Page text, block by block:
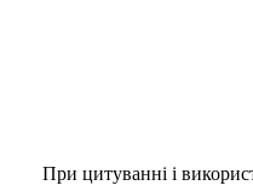
При цитуванні і